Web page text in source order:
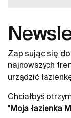
Zapisując się
najnowszych
urządzić
Chciałbyś
"Moja łazienka